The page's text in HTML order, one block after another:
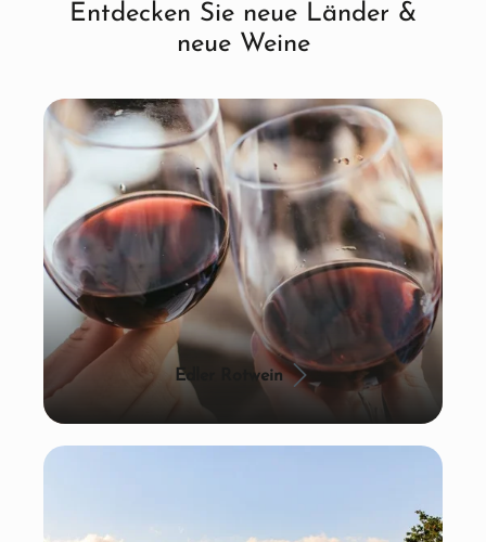
Entdecken Sie neue Länder &
neue Weine
Edler Rotwein